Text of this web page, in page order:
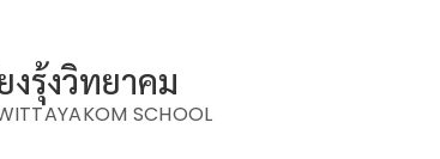
งรุ้งวิทยาคม
SCHOOL